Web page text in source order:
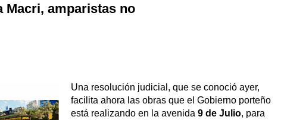
Macri, amparistas no
Una resolución judicial, que se conoció ayer,
facilita ahora las obras que el Gobierno porteño
está realizando en la avenida 9 de Julio, para